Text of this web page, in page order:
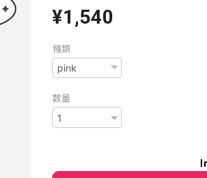
¥1,540
種類
数量